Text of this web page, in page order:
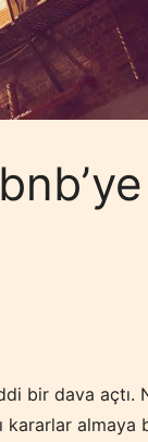
bir dava açtı.
kararlar almaya